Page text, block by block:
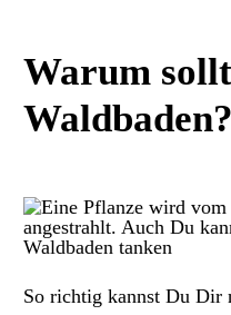
Warum
Waldbaden?
So richtig kannst Du Dir